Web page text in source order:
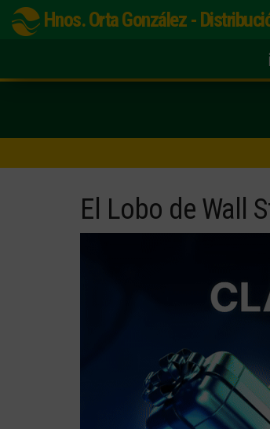
Hnos. Orta González -
El Lobo de Wall